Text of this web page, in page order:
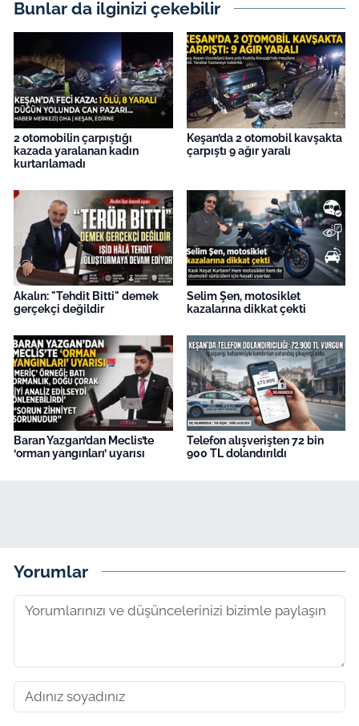
Bunlar da ilginizi çekebilir
2 otomobilin çarpıştığı
kazada yaralanan kadın
kurtarılamadı
Keşan’da 2 otomobil kavşakta
çarpıştı 9 ağır yaralı
Akalın: "Tehdit Bitti" demek
gerçekçi değildir
Selim Şen, motosiklet
kazalarına dikkat çekti
Baran Yazgan’dan Meclis’te
‘orman yangınları’ uyarısı
Telefon alışverişten 72 bin
900 TL dolandırıldı
Yorumlar